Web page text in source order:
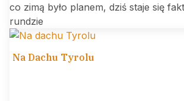
co zimą było planem, dziś staje się
rundzie
Na Dachu Tyrolu